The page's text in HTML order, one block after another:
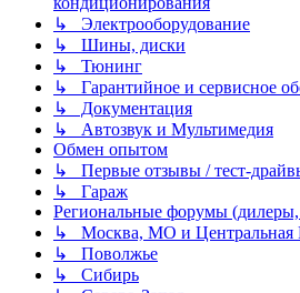
↳ Электрооборудование
↳ Шины, диски
↳ Тюнинг
↳ Гарантийное и сервисное
↳ Документация
↳ Автозвук и Мультимедия
Обмен опытом
↳ Первые отзывы / тест-
↳ Гараж
Региональные форумы (дилеры,
↳ Москва, МО и Центральная
↳ Поволжье
↳ Сибирь